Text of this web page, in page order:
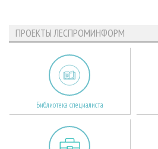
ПРОЕКТЫ ЛЕСПРОМИНФОРМ
Библиотека специалиста